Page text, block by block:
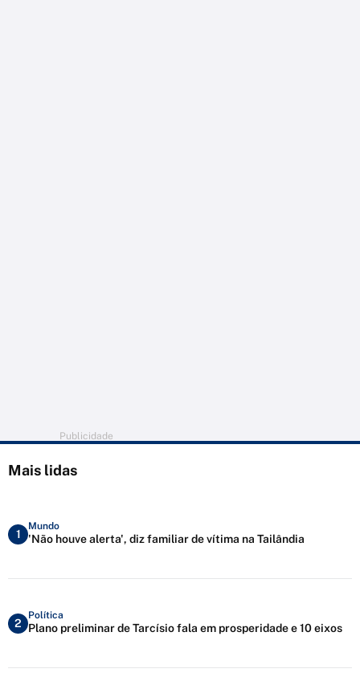
Publicidade
Mais lidas
1
Mundo
'Não houve alerta', diz familiar de vítima na Tailândia
2
Política
Plano preliminar de Tarcísio fala em prosperidade e 10 eixos